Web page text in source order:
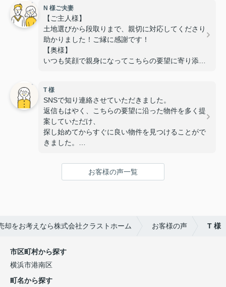
N 様ご夫妻
【ご主人様】
土地選びから段取りまで、親切に対応してくださり
助かりました！ご縁に感謝です！
【奥様】
いつも笑顔で親身になってこちらの要望に寄り添っ
また、いつも対応が迅速で丁寧なのでスムーズに手
続きを進めることができました。
無事に素敵な物件に出会うことが出来て感謝してい
ます！
T 様
SNSで知り連絡させていただきました。
返信もはやく、こちらの要望に沿った物件を多く提
案していただけ、
探し始めてからすぐに良い物件を見つけることがで
きました。
すぐに懐き内覧や手続きも安心して行えました。
次ももし機会あれば是非お願いしたいと思える所で
お客様の声一覧
却をお考えなら株式会社クラストホーム お客様の声 T 様
市区町村から探す
横浜市港南区
町名から探す